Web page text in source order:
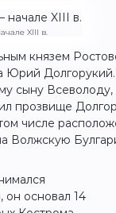
XIII в.
князем
Юрий
сыну
прозвище
числе
Волжскую
он основал 14